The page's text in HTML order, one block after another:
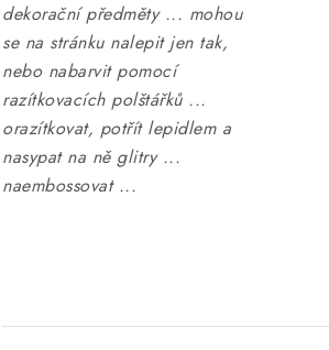
dekorační předměty ... mohou
se na stránku nalepit jen tak,
nebo nabarvit pomocí
razítkovacích polštářků ...
orazítkovat, potřít lepidlem a
nasypat na ně glitry ...
naembossovat ...